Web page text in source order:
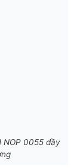
NOP 0055 đầy